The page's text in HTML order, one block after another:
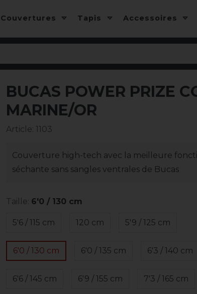
Couvertures Tapis Accessoires
BUCAS POWER PRIZE
MARINE/OR
Article: 1103
Couverture high-tech avec la meilleure
séchante sans sangles ventrales de Bucas
Taille: 6'0 / 130 cm
5'6 / 115 cm 120 cm 5'9 / 125 cm
6'0 / 130 cm 6'0 / 135 cm 6'3 / 140 cm
6'6 / 145 cm 6'9 / 155 cm 7'3 / 165 cm